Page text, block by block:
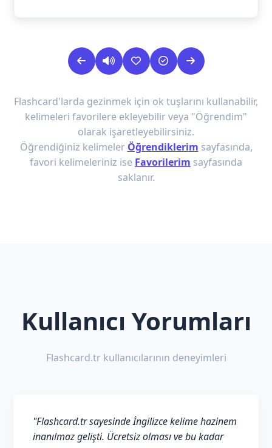
Flashcard'larda gezinmek için ok tuşlarını kullanabilir,
kelimeleri favorilere ekleyebilir veya "Öğrendim"
olarak işaretleyebilirsiniz.
Öğrendiğiniz kelimeler Öğrendiklerim sayfasında,
favori kelimeleriniz ise Favorilerim sayfasında
saklanır.
Kullanıcı Yorumları
Flashcard.tr kullanıcılarının deneyimleri
"Flashcard.tr sayesinde İngilizce kelime hazinem
inanılmaz gelişti. Ücretsiz olması ve bu kadar